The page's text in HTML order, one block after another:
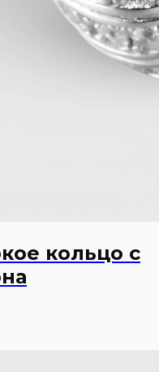
кольцо с